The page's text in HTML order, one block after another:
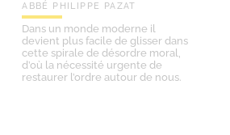
ABBÉ PHILIPPE PAZAT
Dans un monde moderne il
devient plus facile de glisser dans
cette spirale de désordre moral,
d’où la nécessité urgente de
restaurer l’ordre autour de nous.